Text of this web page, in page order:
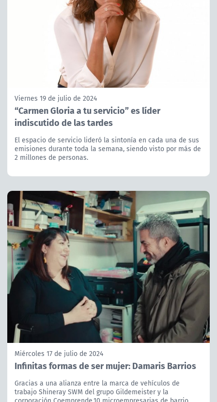
Viernes 19 de julio de 2024
“Carmen Gloria a tu servicio” es líder
indiscutido de las tardes
El espacio de servicio lideró la sintonía en cada una de sus
emisiones durante toda la semana, siendo visto por más de
2 millones de personas.
Miércoles 17 de julio de 2024
Infinitas formas de ser mujer: Damaris Barrios
Gracias a una alianza entre la marca de vehículos de
trabajo Shineray SWM del grupo Gildemeister y la